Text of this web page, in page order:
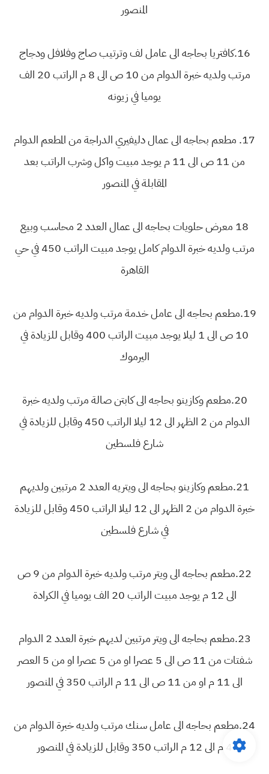
المنصور
16.كافتريا بحاجه الى عامل لف وترتيب صاج وفلافل ودجاج
مرتب ولديه خبرة الدوام من 10 ص الى 8 م الراتب 20 الف
يوميا في زيونه
17. مطعم بحاجه الى عمال دليفيري الدراجة من المطعم الدوام
من 11 ص الى 11 م يوجد مبيت واكل وشرب الراتب بعد
المقابلة في المنصور
18 معرض حلويات بحاجه الى عمال العدد 2 محاسب وبيع
مرتب ولديه خبرة الدوام كامل يوجد مبيت الراتب 450 في حي
القاهرة
19.مطعم بحاجه الى عامل خدمة مرتب ولديه خبرة الدوام من
10 ص الى 1 ليلا يوجد مبيت الراتب 400 وقابل للزيادة في
اليرموك
20.مطعم وكازينو بحاجه الى كابتن صالة مرتب ولديه خبرة
الدوام من 2 الظهر الى 12 ليلا الراتب 450 وقابل للزيادة في
شارع فلسطين
21.مطعم وكازينو بحاجه الى ويتريه العدد 2 مرتبين ولديهم
خبرة الدوام من 2 الظهر الى 12 ليلا الراتب 450 وقابل للزيادة
في شارع فلسطين
22.مطعم بحاجه الى ويتر مرتب ولديه خبرة الدوام من 9 ص
الى 12 م يوجد مبيت الراتب 20 الف يوميا في الكرادة
23.مطعم بحاجه الى ويتر مرتبين لديهم خبرة العدد 2 الدوام
شفتات من 11 ص الى 5 عصرا او من 5 عصرا او من 5 العصر
الى 11 م او من 11 ص الى 11 م الراتب 350 في المنصور
24.مطعم بحاجه الى عامل سنك مرتب ولديه خبرة الدوام من